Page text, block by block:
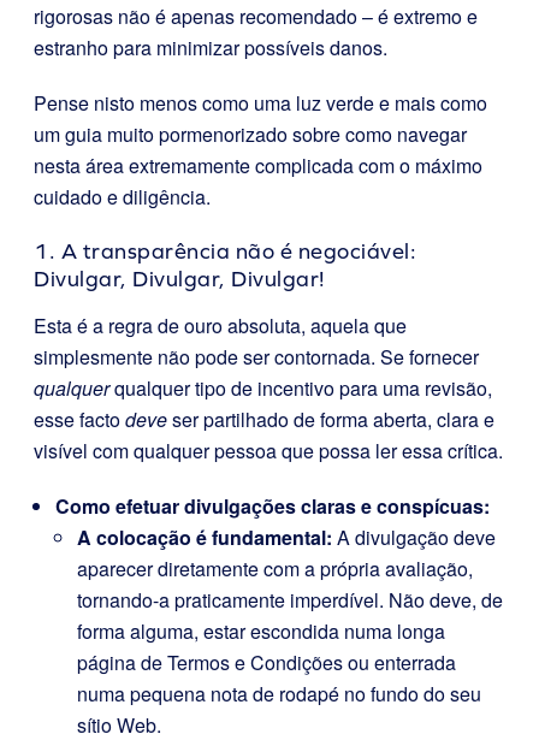
rigorosas não é apenas recomendado – é extremo e
estranho para minimizar possíveis danos.
Pense nisto menos como uma luz verde e mais como
um guia muito pormenorizado sobre como navegar
nesta área extremamente complicada com o máximo
cuidado e diligência.
1. A transparência não é negociável:
Divulgar, Divulgar, Divulgar!
Esta é a regra de ouro absoluta, aquela que
simplesmente não pode ser contornada. Se fornecer
qualquerqualquer tipo de incentivo para uma revisão,
esse factodeveser partilhado de forma aberta, clara e
visível com qualquer pessoa que possa ler essa crítica.
Como efetuar divulgações claras e conspícuas:
A colocação é fundamental: A divulgação deve
aparecer diretamente com a própria avaliação,
tornando-a praticamente imperdível. Não deve, de
forma alguma, estar escondida numa longa
página de Termos e Condições ou enterrada
numa pequena nota de rodapé no fundo do seu
sítio Web.